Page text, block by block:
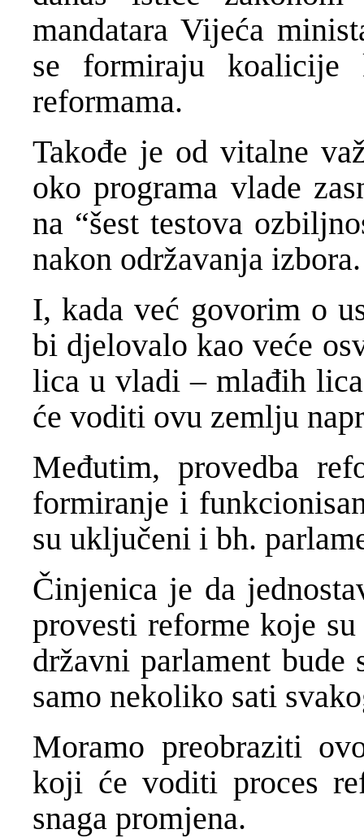
mandatara Vijeća
se formiraju
reformama.
Takođe je od vitalne
oko programa vlade
na “šest testova
nakon održavanja izbora.
I, kada već govorim o
bi djelovalo kao veće
lica u vladi – mlađih
će voditi ovu zemlju
Međutim, provedba
formiranje i
su uključeni i bh.
Činjenica je da
provesti reforme koje
državni parlament bude
samo nekoliko sati
Moramo preobraziti
koji će voditi proces
snaga promjena.